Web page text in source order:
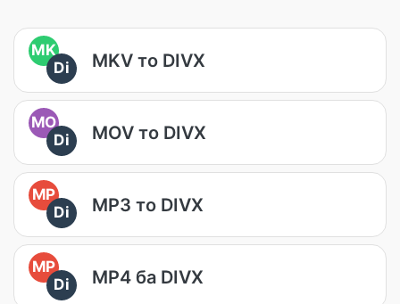
MK
Di
MKV то DIVX
MO
Di
MOV то DIVX
MP
Di
MP3 то DIVX
MP
Di
MP4 ба DIVX